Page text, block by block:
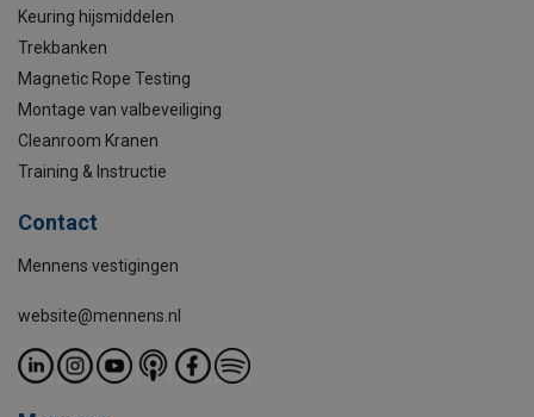
Keuring hijsmiddelen
Trekbanken
Magnetic Rope Testing
Montage van valbeveiliging
Cleanroom Kranen
Training & Instructie
Contact
Mennens vestigingen
website@mennens.nl